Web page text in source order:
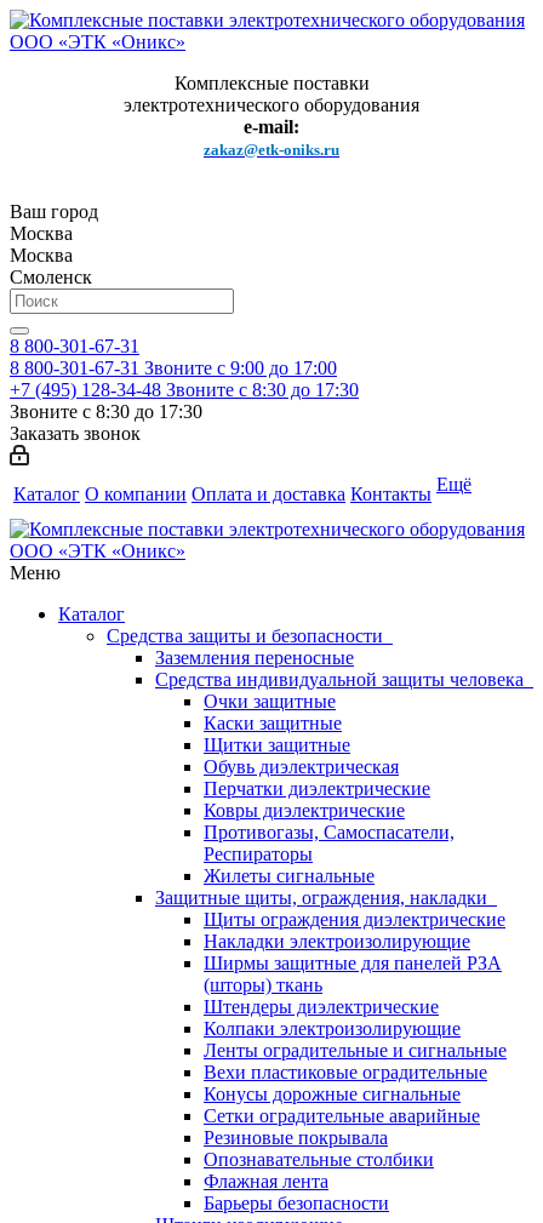
Комплексные поставки
электротехнического оборудования
e-mail:
zakaz@etk-oniks.ru
Ваш город
Москва
Москва
Смоленск
8 800-301-67-31
8 800-301-67-31 Звоните с 9:00 до 17:00
+7 (495) 128-34-48 Звоните с 8:30 до 17:30
Звоните с 8:30 до 17:30
Заказать звонок
Каталог О компании Оплата и доставка Контакты Ещё
Меню
Каталог
Средства защиты и безопасности
Заземления переносные
Средства индивидуальной защиты человека
Очки защитные
Каски защитные
Щитки защитные
Обувь диэлектрическая
Перчатки диэлектрические
Ковры диэлектрические
Противогазы, Самоспасатели,
Респираторы
Жилеты сигнальные
Защитные щиты, ограждения, накладки
Щиты ограждения диэлектрические
Накладки электроизолирующие
Ширмы защитные для панелей РЗА
(шторы) ткань
Штендеры диэлектрические
Колпаки электроизолирующие
Ленты оградительные и сигнальные
Вехи пластиковые оградительные
Конусы дорожные сигнальные
Сетки оградительные аварийные
Резиновые покрывала
Опознавательные столбики
Флажная лента
Барьеры безопасности